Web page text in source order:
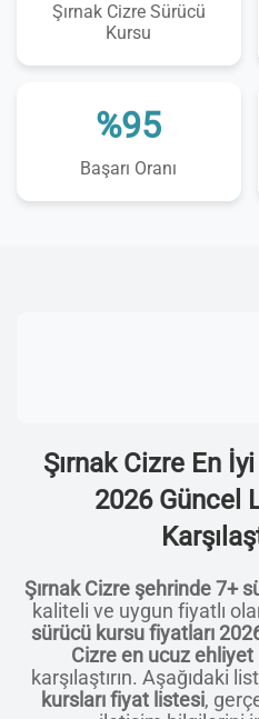
Şırnak Cizre Sürücü
Kursu
%95
Başarı Oranı
Şırnak Cizre En
2026 Güncel
Şırnak Cizre şehrinde 7+
kaliteli ve uygun fiyatlı
sürücü kursu fiyatları
Cizre en ucuz ehliyet
karşılaştırın. Aşağıdaki
kursları fiyat listesi,